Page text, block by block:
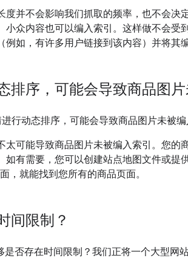
度并不会影响我们抓取的频率，也不会决
小众内容也可以编入索引。这样做不会受
如，有许多用户链接到该内容）并将其编
排序，可能会导致商品图
进行动态排序，可能会导致商品图片未被
太可能导致商品图片未被编入索引。您的
有需要，您可以创建站点地图文件或提
，就能找到您所有的商品页面。
间限制？
是否存在时间限制？我们正将一个大型